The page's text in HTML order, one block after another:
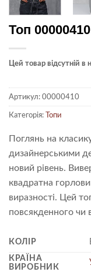
Топ 00000410
Цей товар відсутній в
Артикул: 00000410
Категорія: Топи
Поглянь на
дизайнерськими
новий рівень.
квадратна
виразності. Цей
повсякденного чи
КОЛІР
КРАЇНА
ВИРОБНИК